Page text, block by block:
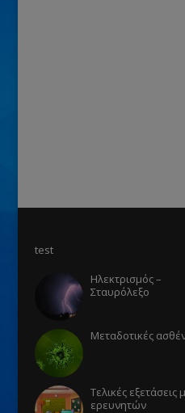
test
Ηλεκτρισμός –
Σταυρόλεξο
Μεταδοτικές
Τελικές εξετάσεις
ερευνητών